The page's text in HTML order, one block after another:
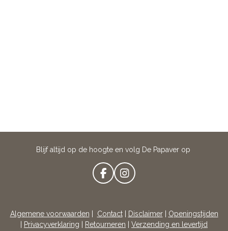
Blijf altijd op de hoogte en volg De Papaver op
F
A
B
O
I
N
A
G
Algemene voorwaarden Contact| Disclaimer| Openingstijden
Privacyverklaring Retourneren Verzending en levertijd